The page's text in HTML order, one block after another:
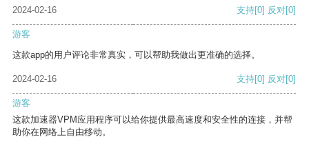
2024-02-16 支持[0] 反对[0]
游客
这款app的用户评论非常真实，可以帮助我做出更准确的选择。
2024-02-16 支持[0] 反对[0]
游客
这款加速器VPM应用程序可以给你提供最高速度和安全性的连接，并帮
助你在网络上自由移动。